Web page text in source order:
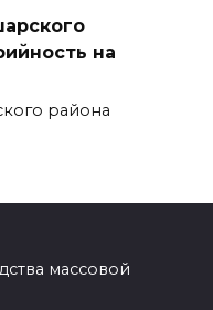
на
района
массовой